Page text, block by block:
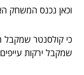
וכאן נכנס המשחק
כי קולסנטר שמקבל
שמקבל ירקות